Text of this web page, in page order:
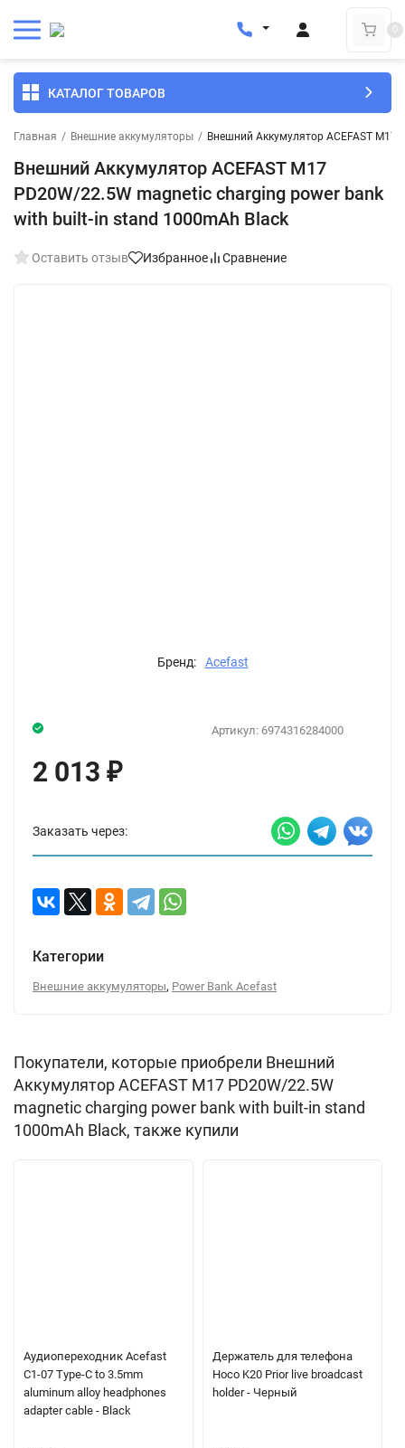
0
КАТАЛОГ ТОВАРОВ
Главная / Внешние аккумуляторы / Внешний Аккумулятор ACEFAST
Внешний Аккумулятор ACEFAST M17
PD20W/22.5W magnetic charging power bank
with built-in stand 1000mAh Black
Оставить отзыв Избранное Сравнение
Бренд: Acefast
Артикул: 6974316284000
2 013 ₽
Заказать через:
Категории
Внешние аккумуляторы, Power Bank Acefast
Покупатели, которые приобрели Внешний
Аккумулятор ACEFAST M17 PD20W/22.5W
magnetic charging power bank with built-in stand
1000mAh Black, также купили
Аудиопереходник Acefast
C1-07 Type-С to 3.5mm
aluminum alloy headphones
adapter cable - Black
Держатель для телефона
Hoco K20 Prior live broadcast
holder - Черный